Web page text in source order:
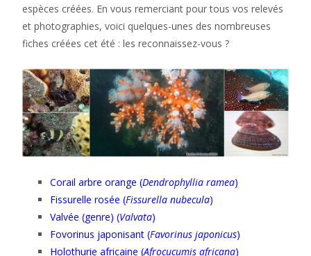
espèces créées. En vous remerciant pour tous vos relevés
et photographies, voici quelques-unes des nombreuses
fiches créées cet été : les reconnaissez-vous ?
Corail arbre orange (Dendrophyllia ramea)
Fissurelle rosée (Fissurella nubecula)
Valvée (genre) (Valvata)
Fovorinus japonisant (Favorinus japonicus)
Holothurie africaine (Afrocucumis africana)